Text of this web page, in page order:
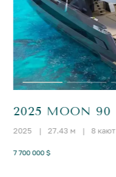
2025 MOON 90
2025 | 27.43 м | 8 кают
7 700 000 $